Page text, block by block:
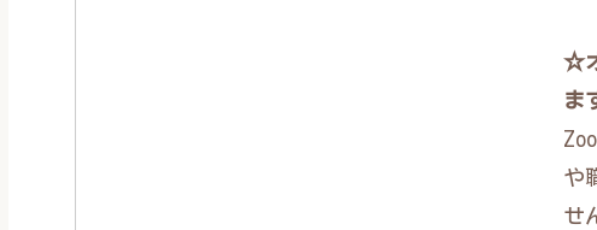
☆
ま
や
せ